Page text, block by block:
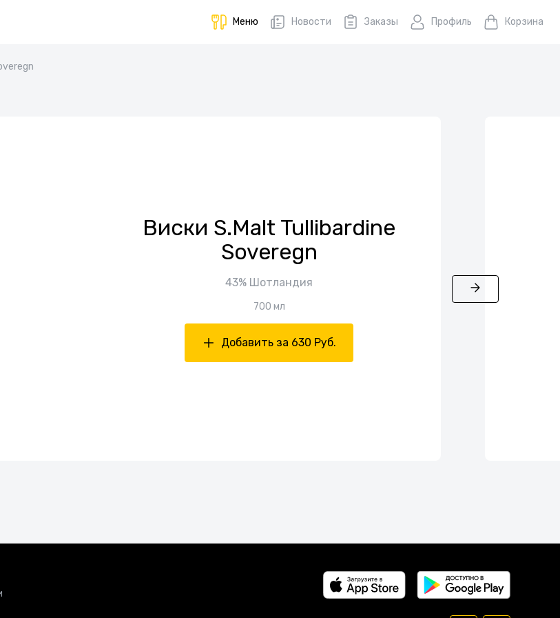
Меню Новости Заказы Профиль Корзина
Виски S.Malt Tullibardine
Soveregn
43% Шотландия
700 мл
Добавить за 630 Руб.